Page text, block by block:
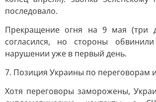
последовало.
Прекращение огня на 9 мая (три
согласился, но стороны
нарушении уже в первый день.
7. Позиция Украины по переговорам
Хотя переговоры заморожены,